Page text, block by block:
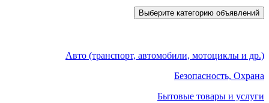
Выберите категорию объявлений
Авто (транспорт, автомобили, мотоциклы и др.)
Безопасность, Охрана
Бытовые товары и услуги